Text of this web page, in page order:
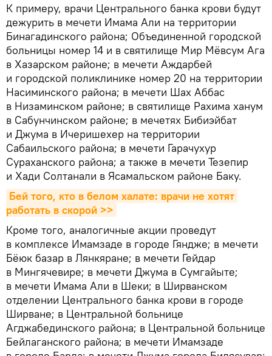
К примеру, врачи Центрального банка крови будут
дежурить в мечети Имама Али на территории
Бинагадинского района; Объединенной городской
больницы номер 14 и в святилище Мир Мёвсум Ага
в Хазарском районе; в мечети Аждарбей
и городской поликлинике номер 20 на территории
Насиминского района; в мечети Шах Аббас
в Низаминском районе; в святилище Рахима ханум
в Сабунчинском районе; в мечетях Бибиэйбат
и Джума в Ичеришехер на территории
Сабаильского района; в мечети Гарачухур
Сураханского района; а также в мечети Тезепир
и Хади Солтанали в Ясамальском районе Баку.
Бей того, кто в белом халате: врачи не хотят
работать в скорой >>
Кроме того, аналогичные акции проведут
в комплексе Имамзаде в городе Гяндже; в мечети
Бёюк базар в Лянкяране; в мечети Гейдар
в Мингячевире; в мечети Джума в Сумгайыте;
в мечети Имама Али в Шеки; в Ширванском
отделении Центрального банка крови в городе
Ширване; в Центральной больнице
Агджабединского района; в Центральной больнице
Бейлаганского района; в мечети Имамзаде